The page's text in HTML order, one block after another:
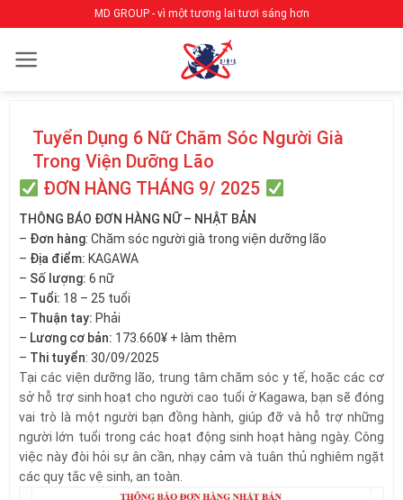
qua
nội
MD GROUP - vì một tương lai tươi sáng hơn
Tuyển Dụng 6 Nữ Chăm Sóc Người Già
Trong Viện Dưỡng Lão
ĐƠN HÀNG THÁNG 9/ 2025
THÔNG BÁO ĐƠN HÀNG NỮ – NHẬT BẢN
– Đơn hàng: Chăm sóc người già trong viện dưỡng lão
– Địa điểm: KAGAWA
– Số lượng: 6 nữ
– Tuổi: 18 – 25 tuổi
– Thuận tay: Phải
– Lương cơ bản: 173.660¥ + làm thêm
– Thi tuyển: 30/09/2025
Tại các viện dưỡng lão, trung tâm chăm sóc y tế, hoặc các cơ
sở hỗ trợ sinh hoạt cho người cao tuổi ở Kagawa, bạn sẽ đóng
vai trò là một người bạn đồng hành, giúp đỡ và hỗ trợ những
người lớn tuổi trong các hoạt động sinh hoạt hàng ngày. Công
việc này đòi hỏi sự ân cần, nhạy cảm và tuân thủ nghiêm ngặt
các quy tắc vệ sinh, an toàn.